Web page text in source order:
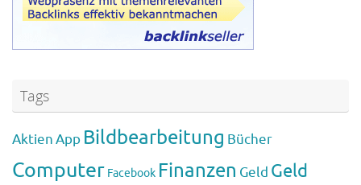
Tags
AktienApp Bildbearbeitung Bücher
Computer Facebook Finanzen Geld Geld